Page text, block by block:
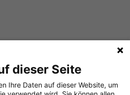
im Überblick Impressum
Datenschutz
dieser Seite
Ihre Daten auf dieser Website, um